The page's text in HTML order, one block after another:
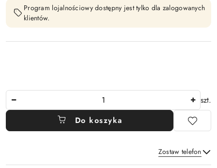
Program lojalnościowy dostępny jest tylko dla zalogowanych
klientów.
szt.
Do koszyka
Zostaw telefon